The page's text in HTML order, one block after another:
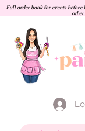
Full order book for events before